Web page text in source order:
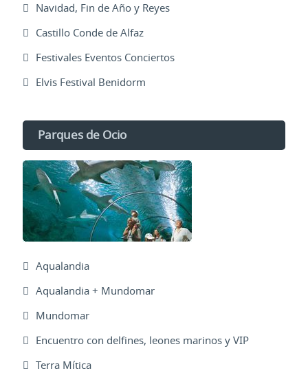
Navidad, Fin de Año y Reyes
Castillo Conde de Alfaz
Festivales Eventos Conciertos
Elvis Festival Benidorm
Parques de Ocio
Aqualandia
Aqualandia + Mundomar
Mundomar
Encuentro con delfines, leones marinos y VIP
Terra Mítica